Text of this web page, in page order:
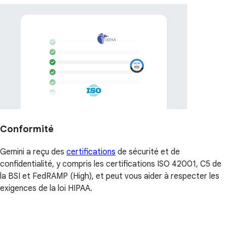
Conformité
Gemini a reçu des certifications de sécurité et de
confidentialité, y compris les certifications ISO 42001, C5 de
la BSI et FedRAMP (High), et peut vous aider à respecter les
exigences de la loi HIPAA.